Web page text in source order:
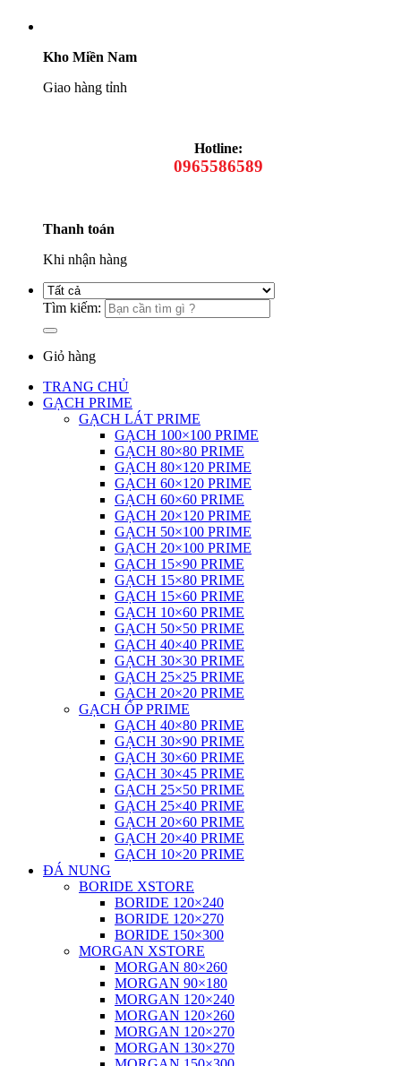
Kho Miền Nam
Giao hàng tỉnh
Hotline:
0965586589
Thanh toán
Khi nhận hàng
Tìm kiếm:
Giỏ hàng
TRANG CHỦ
GẠCH PRIME
GẠCH LÁT PRIME
GẠCH 100×100 PRIME
GẠCH 80×80 PRIME
GẠCH 80×120 PRIME
GẠCH 60×120 PRIME
GẠCH 60×60 PRIME
GẠCH 20×120 PRIME
GẠCH 50×100 PRIME
GẠCH 20×100 PRIME
GẠCH 15×90 PRIME
GẠCH 15×80 PRIME
GẠCH 15×60 PRIME
GẠCH 10×60 PRIME
GẠCH 50×50 PRIME
GẠCH 40×40 PRIME
GẠCH 30×30 PRIME
GẠCH 25×25 PRIME
GẠCH 20×20 PRIME
GẠCH ỐP PRIME
GẠCH 40×80 PRIME
GẠCH 30×90 PRIME
GẠCH 30×60 PRIME
GẠCH 30×45 PRIME
GẠCH 25×50 PRIME
GẠCH 25×40 PRIME
GẠCH 20×60 PRIME
GẠCH 20×40 PRIME
GẠCH 10×20 PRIME
ĐÁ NUNG
BORIDE XSTORE
BORIDE 120×240
BORIDE 120×270
BORIDE 150×300
MORGAN XSTORE
MORGAN 80×260
MORGAN 90×180
MORGAN 120×240
MORGAN 120×260
MORGAN 120×270
MORGAN 130×270